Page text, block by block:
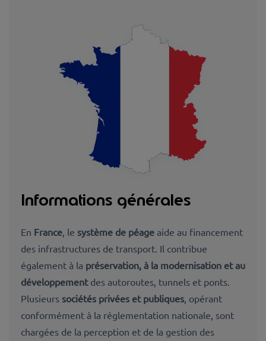
Informations générales
En France , le système de péage aide au financement
des infrastructures de transport. Il contribue
également à la préservation, à la modernisation et au
développementdes autoroutes, tunnels et ponts.
Plusieurs sociétés privées et publiques , opérant
conformément à la réglementation nationale, sont
chargées de la perception et de la gestion des